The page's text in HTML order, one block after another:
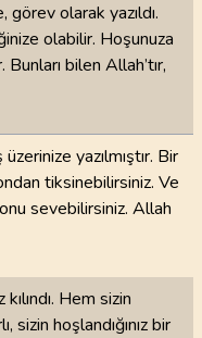
olarak yazıldı.
olabilir. Hoşunuza
bilen Allah’tır,
yazılmıştır. Bir
tiksinebilirsiniz. Ve
sevebilirsiniz. Allah
Hem sizin
sizin hoşlandığınız bir